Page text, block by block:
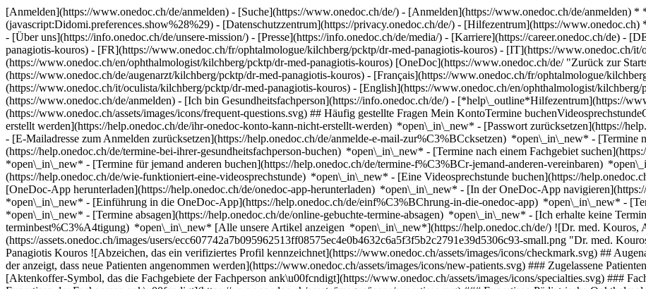
[Anmelden](https://www.onedoc.ch/de/anmelden) - [Suche](https://www.onedoc.ch/de/) - [Anmelden](https://www.onedoc.ch/de/anmelden)
(javascript:Didomi.preferences.show%28%29) - [Datenschutzzentrum](https://privacy.onedoc.ch/de/) - [Hilfezentrum](https://
- [Über uns](https://info.onedoc.ch/de/unsere-mission/) - [Presse](https://info.onedoc.ch/de/media/) - [Karriere](https://career.onedoc.ch/de) -
panagiotis-kouros) - [FR](https://www.onedoc.ch/fr/ophtalmologue/kilchberg/pcktp/dr-med-panagiotis-kouros) - [IT](https://www.onedoc.ch/
(https://www.onedoc.ch/en/ophthalmologist/kilchberg/pcktp/dr-med-panagiotis-kouros) [OneDoc](https://www.onedoc.ch/de/ "Zurück zur
(https://www.onedoc.ch/de/augenarzt/kilchberg/pcktp/dr-med-panagiotis-kouros) - [Français](https://www.onedoc.ch/fr/ophtalmologue/
(https://www.onedoc.ch/it/oculista/kilchberg/pcktp/dr-med-panagiotis-kouros) - [English](https://www.onedoc.ch/en/ophthalmologist/kilchberg/
(https://www.onedoc.ch/de/anmelden) - [Ich bin Gesundheitsfachperson](https://info.onedoc.ch/de/) - [*help\_outline*Hilfezentrum](https://
(https://www.onedoc.ch/assets/images/icons/frequent-questions.svg) ## Häufig gestellte Fragen Mein KontoTermine
erstellt werden](https://help.onedoc.ch/de/ihr-onedoc-konto-kann-nicht-erstellt-werden) *open\_in\_new* - [Passwort zurücksetzen](https://
- [E-Mailadresse zum Anmelden zurücksetzen](https://help.onedoc.ch/de/anmelde-e-mail-zur%C3%BCcksetzen) *open\_in\_new* - [Termine
(https://help.onedoc.ch/de/termine-bei-ihrer-gesundheitsfachperson-buchen) *open\_in\_new* - [Termine nach einem Fachgebiet
*open\_in\_new* - [Termine für jemand anderen buchen](https://help.onedoc.ch/de/termine-f%C3%BCr-jemand-anderen-vereinbaren)
(https://help.onedoc.ch/de/wie-funktioniert-eine-videosprechstunde) *open\_in\_new* - [Eine Videosprechstunde buchen](https://
[OneDoc-App herunterladen](https://help.onedoc.ch/de/onedoc-app-herunterladen) *open\_in\_new* - [In der OneDoc-App
*open\_in\_new* - [Einführung in die OneDoc-App](https://help.onedoc.ch/de/einf%C3%BChrung-in-die-onedoc-app) *open\_in\_new* -
*open\_in\_new* - [Termine absagen](https://help.onedoc.ch/de/online-gebuchte-termine-absagen) *open\_in\_new* - [Ich erhalte keine
terminbest%C3%A4tigung) *open\_in\_new* [Alle unsere Artikel anzeigen *open\_in\_new*](https://help.onedoc.ch/de/) ![Dr. med. Kouros,
(https://assets.onedoc.ch/images/users/ecc607742a7b095962513ff08575ec4e0b4632c6a5f3f5b2c2791e39d5306c93-small.png "Dr. med.
Panagiotis Kouros ![Abzeichen, das ein verifiziertes Profil kennzeichnet](https://www.onedoc.ch/assets/images/icons/checkmark.svg) ##
der anzeigt, dass neue Patienten angenommen werden](https://www.onedoc.ch/assets/images/icons/new-patients.svg) ### Zugelassene
[Aktenkoffer-Symbol, das die Fachgebiete der Fachperson ank\u00fcndigt](https://www.onedoc.ch/assets/images/icons/specialties.svg) ###